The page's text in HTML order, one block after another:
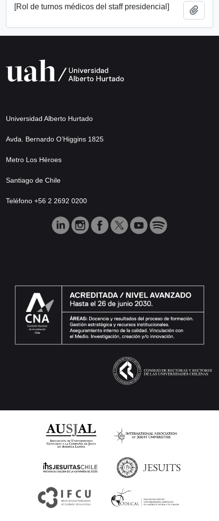
[Rol de turnos médicos del staff presidencial]
Universidad Alberto Hurtado
Avda. Bernardo O’Higgins 1825
Metro Los Héroes
Santiago de Chile
Teléfono +56 2 2692 0200